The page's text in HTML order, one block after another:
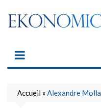
content
Accueil » Alexandre Molla